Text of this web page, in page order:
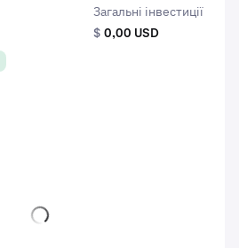
Загальні інвестиції
$ 0,00 USD